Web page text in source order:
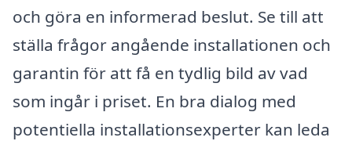
och göra en informerad beslut. Se till att
ställa frågor angående installationen och
garantin för att få en tydlig bild av vad
som ingår i priset. En bra dialog med
potentiella installationsexperter kan leda